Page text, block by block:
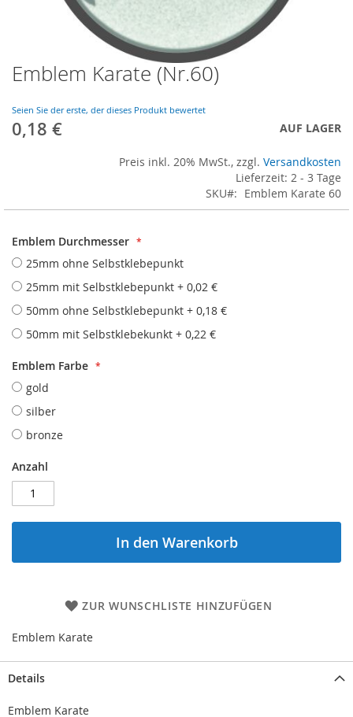
Emblem Karate (Nr.60)
Seien Sie der erste, der dieses Produkt bewertet
0,18 € AUF LAGER
Preis inkl. 20% MwSt., zzgl. Versandkosten
Lieferzeit: 2 - 3 Tage
SKU
Emblem Karate 60
Emblem Durchmesser
25mm ohne Selbstklebepunkt
25mm mit Selbstklebepunkt + 0,02 €
50mm ohne Selbstklebepunkt + 0,18 €
50mm mit Selbstklebekunkt + 0,22 €
Emblem Farbe
gold
silber
bronze
Anzahl
In den Warenkorb
ZUR WUNSCHLISTE HINZUFÜGEN
Emblem Karate
Skip
to
beginning
of
Details
Emblem Karate